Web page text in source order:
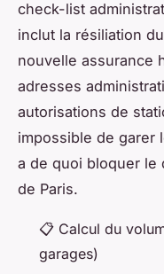
check-list
inclut la résiliation
nouvelle assurance
adresses
autorisations de
impossible de garer
a de quoi bloquer
de Paris.
📋 Calcul du
garages)